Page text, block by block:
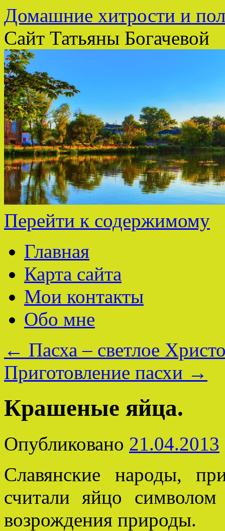
Домашние хитрости и
Сайт Татьяны Богачевой
Перейти к содержимому
Главная
Карта сайта
Мои контакты
Обо мне
← Пасха – светлое
Приготовление пасхи →
Крашеные яйца.
Опубликовано 21.04.2013
Славянские народы,
считали яйцо символом
возрождения природы.